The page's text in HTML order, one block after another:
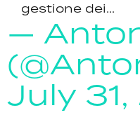
gestione dei...
—
July